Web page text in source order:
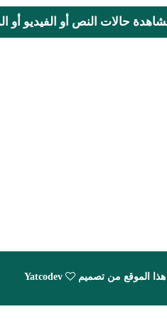
حالات النص أو الفيديو أو
Yatcodev